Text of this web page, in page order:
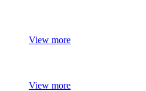
View more
View more